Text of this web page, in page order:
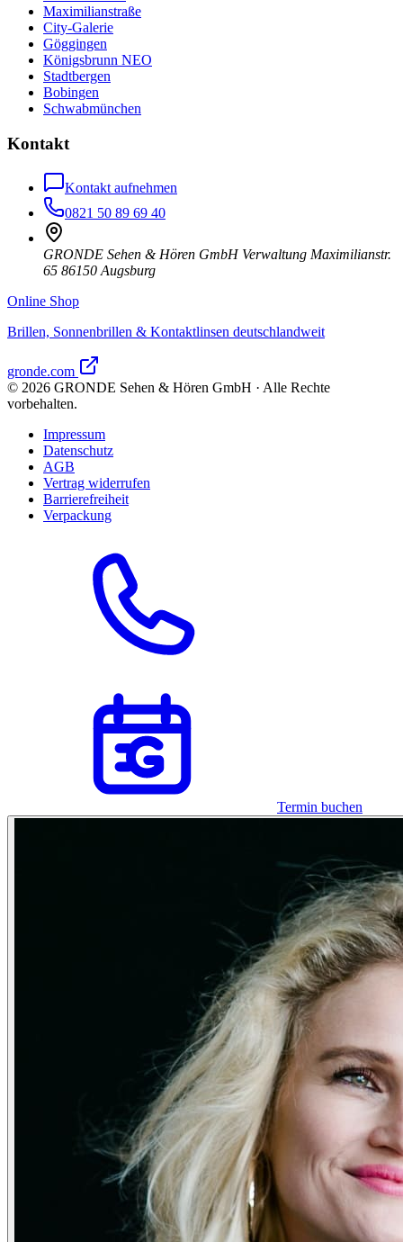
Maximilianstraße
City-Galerie
Göggingen
Königsbrunn NEO
Stadtbergen
Bobingen
Schwabmünchen
Kontakt
Kontakt aufnehmen
0821 50 89 69 40
GRONDE Sehen & Hören GmbH Verwaltung Maximilianstr.
65 86150 Augsburg
Online Shop
Brillen, Sonnenbrillen & Kontaktlinsen deutschlandweit
gronde.com
© 2026 GRONDE Sehen & Hören GmbH · Alle Rechte
vorbehalten.
Impressum
Datenschutz
AGB
Vertrag widerrufen
Barrierefreiheit
Verpackung
Termin buchen